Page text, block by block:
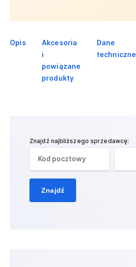
Opis
Akcesoria
i
powiązane
produkty
Dane
techniczne
Znajdź najbliższego sprzedawcę:
Znajdź